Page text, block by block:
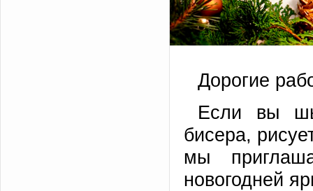
Дорогие
Если вы
бисера,
мы
новогодней